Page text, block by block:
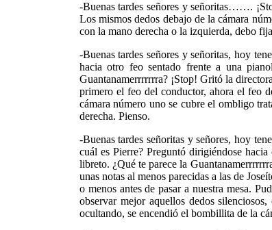
-Buenas tardes señores y señoritas…….
Los mismos dedos debajo de la cámara
con la mano derecha o la izquierda, debo
-Buenas tardes señores y señoritas, hoy
hacia otro feo sentado frente a una
Guantanamerrrrrrra? ¡Stop! Gritó la
primero el feo del conductor, ahora el feo
cámara número uno se cubre el ombligo
derecha. Pienso.
-Buenas tardes señoritas y señores, hoy
cuál es Pierre? Preguntó dirigiéndose
libreto. ¿Qué te parece la
unas notas al menos parecidas a las de
o menos antes de pasar a nuestra mesa.
observar mejor aquellos dedos
ocultando, se encendió el bombillita de la